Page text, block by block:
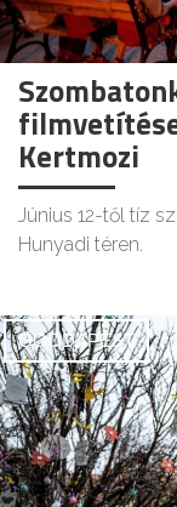
Kertmozi
Június 12-től tíz
Hunyadi téren.
GOODAPEST